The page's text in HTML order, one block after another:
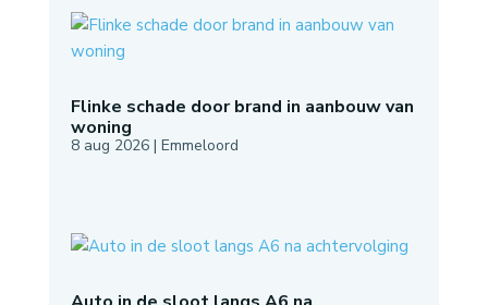
Flinke schade door brand in aanbouw van
woning
8 aug 2026| Emmeloord